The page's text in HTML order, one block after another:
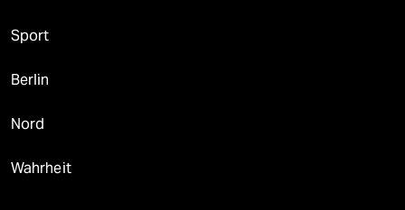
Sport
Berlin
Nord
Wahrheit